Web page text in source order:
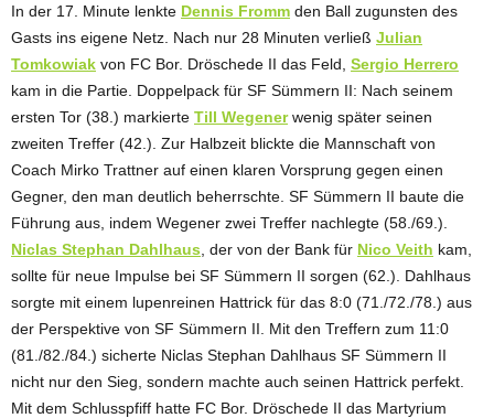
In der 17. Minute lenkte Dennis Fromm den Ball zugunsten des
Gasts ins eigene Netz. Nach nur 28 Minuten verließ Julian
Tomkowiak von FC Bor. Dröschede II das Feld, Sergio Herrero
kam in die Partie. Doppelpack für SF Sümmern II: Nach seinem
ersten Tor (38.) markierte Till Wegenerwenig später seinen
zweiten Treffer (42.). Zur Halbzeit blickte die Mannschaft von
Coach Mirko Trattner auf einen klaren Vorsprung gegen einen
Gegner, den man deutlich beherrschte. SF Sümmern II baute die
Führung aus, indem Wegener zwei Treffer nachlegte (58./69.).
Niclas Stephan Dahlhaus , der von der Bank für Nico Veith kam,
sollte für neue Impulse bei SF Sümmern II sorgen (62.). Dahlhaus
sorgte mit einem lupenreinen Hattrick für das 8:0 (71./72./78.) aus
der Perspektive von SF Sümmern II. Mit den Treffern zum 11:0
(81./82./84.) sicherte Niclas Stephan Dahlhaus SF Sümmern II
nicht nur den Sieg, sondern machte auch seinen Hattrick perfekt.
Mit dem Schlusspfiff hatte FC Bor. Dröschede II das Martyrium